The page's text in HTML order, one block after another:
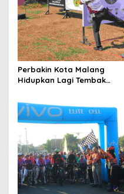
Perbakin Kota Malang
Hidupkan Lagi Tembak
IPSC Mini Tourney Seri I